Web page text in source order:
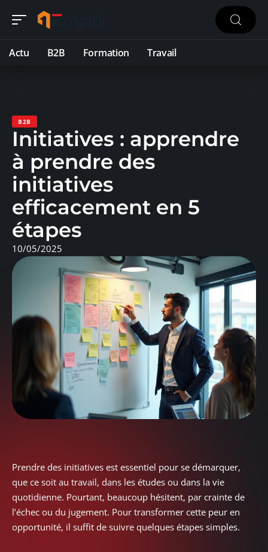
Actu B2B Formation Travail
B2B
Initiatives : apprendre
à prendre des
initiatives
efficacement en 5
étapes
10/05/2025
Prendre des initiatives est essentiel pour se démarquer,
que ce soit au travail, dans les études ou dans la vie
quotidienne. Pourtant, beaucoup hésitent, par crainte de
l’échec ou du jugement. Pour transformer cette peur en
opportunité, il suffit de suivre quelques étapes simples.